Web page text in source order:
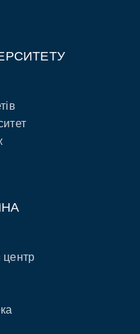
центр